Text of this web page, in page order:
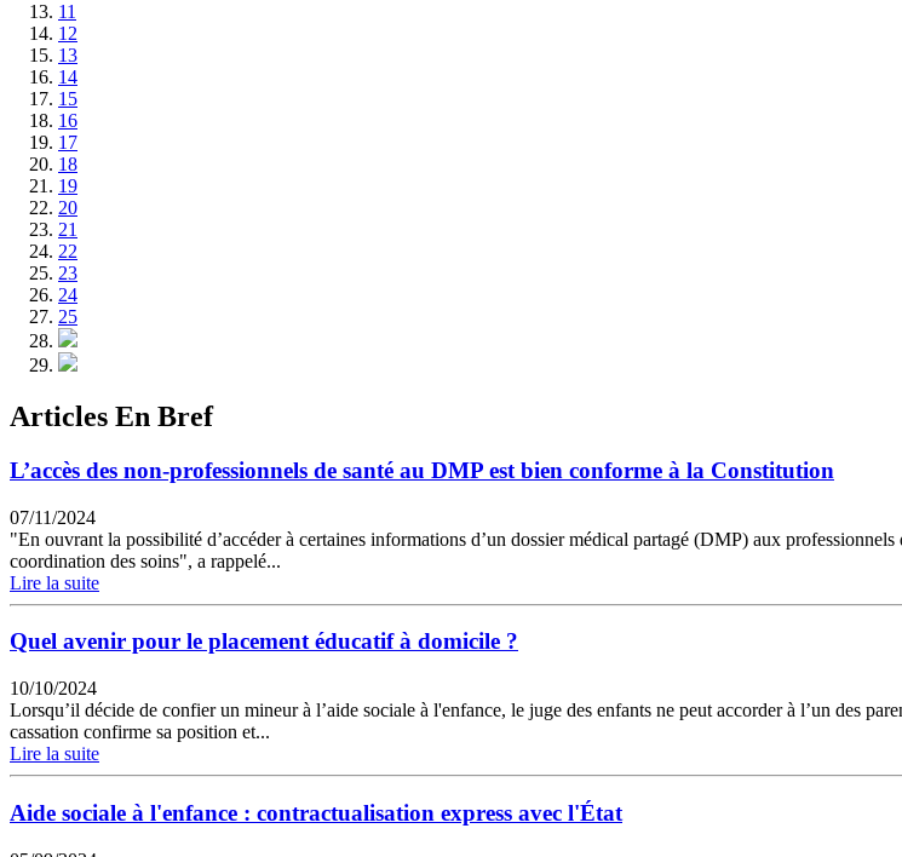
11
12
13
14
15
16
17
18
19
20
21
22
23
24
25
Articles En Bref
L’accès des non-professionnels de santé au DMP est bien conforme à la Constitution
07/11/2024
"En ouvrant la possibilité d’accéder à certaines informations d’un dossier médical partagé (DMP) aux
coordination des soins", a rappelé...
Lire la suite
Quel avenir pour le placement éducatif à domicile ?
10/10/2024
Lorsqu’il décide de confier un mineur à l’aide sociale à l'enfance, le juge des enfants ne peut accorder à l’un des
cassation confirme sa position et...
Lire la suite
Aide sociale à l'enfance : contractualisation express avec l'État